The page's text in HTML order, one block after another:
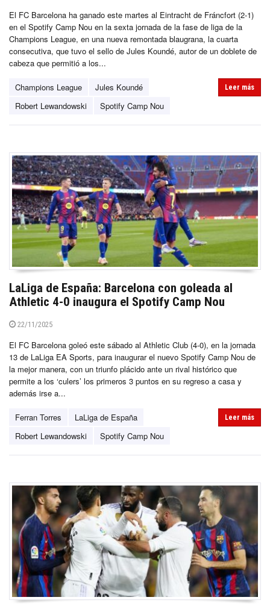
El FC Barcelona ha ganado este martes al Eintracht de Fráncfort (2-1)
en el Spotify Camp Nou en la sexta jornada de la fase de liga de la
Champions League, en una nueva remontada blaugrana, la cuarta
consecutiva, que tuvo el sello de Jules Koundé, autor de un doblete de
cabeza que permitió a los...
Champions League
Jules Koundé
Robert Lewandowski
Spotify Camp Nou
Leer más
LaLiga de España: Barcelona con goleada al
Athletic 4-0 inaugura el Spotify Camp Nou
22/11/2025
El FC Barcelona goleó este sábado al Athletic Club (4-0), en la jornada
13 de LaLiga EA Sports, para inaugurar el nuevo Spotify Camp Nou de
la mejor manera, con un triunfo plácido ante un rival histórico que
permite a los ‘culers’ los primeros 3 puntos en su regreso a casa y
además irse a...
Ferran Torres
LaLiga de España
Robert Lewandowski
Spotify Camp Nou
Leer más